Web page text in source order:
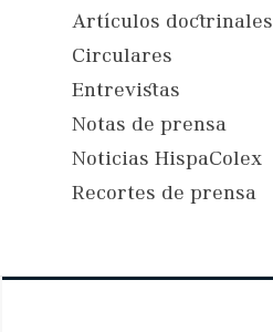
Artículos doctrinales
Circulares
Entrevistas
Notas de prensa
Noticias HispaColex
Recortes de prensa